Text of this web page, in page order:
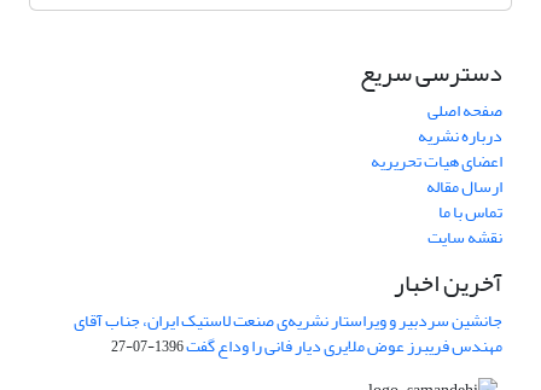
دسترسی سریع
صفحه اصلی
درباره نشریه
اعضای هیات تحریریه
ارسال مقاله
تماس با ما
نقشه سایت
آخرین اخبار
جانشین سردبیر و ویراستار نشریه‌ی صنعت لاستیک ایران، جناب آقای
مهندس فریبرز عوض ملایری دیار فانی را وداع گفت1396-07-27